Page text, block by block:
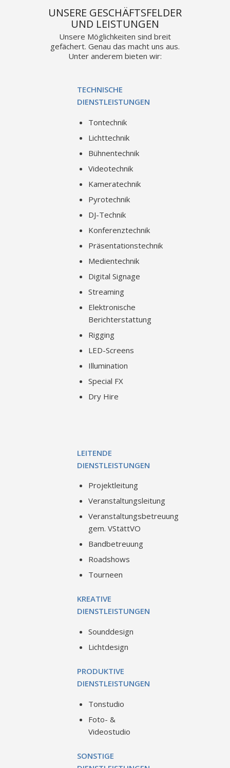
UNSERE GESCHÄFTSFELDER
UND LEISTUNGEN
Unsere Möglichkeiten sind breit
gefächert. Genau das macht uns aus.
Unter anderem bieten wir:
TECHNISCHE
DIENSTLEISTUNGEN
Tontechnik
Lichttechnik
Bühnentechnik
Videotechnik
Kameratechnik
Pyrotechnik
DJ-Technik
Konferenztechnik
Präsentationstechnik
Medientechnik
Digital Signage
Streaming
Elektronische
Berichterstattung
Rigging
LED-Screens
Illumination
Special FX
Dry Hire
LEITENDE
DIENSTLEISTUNGEN
Projektleitung
Veranstaltungsleitung
Veranstaltungsbetreuung
gem. VStättVO
Bandbetreuung
Roadshows
Tourneen
KREATIVE
DIENSTLEISTUNGEN
Sounddesign
Lichtdesign
PRODUKTIVE
DIENSTLEISTUNGEN
Tonstudio
Foto- &
Videostudio
SONSTIGE